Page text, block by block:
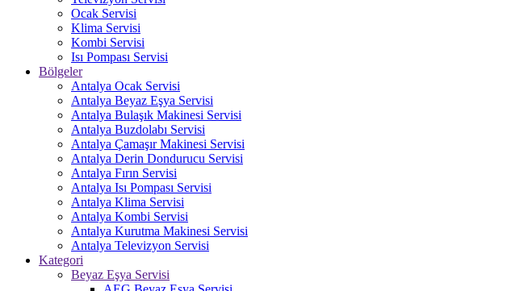
Ocak Servisi
Klima Servisi
Kombi Servisi
Isı Pompası Servisi
Bölgeler
Antalya Ocak Servisi
Antalya Beyaz Eşya Servisi
Antalya Bulaşık Makinesi Servisi
Antalya Buzdolabı Servisi
Antalya Çamaşır Makinesi Servisi
Antalya Derin Dondurucu Servisi
Antalya Fırın Servisi
Antalya Isı Pompası Servisi
Antalya Klima Servisi
Antalya Kombi Servisi
Antalya Kurutma Makinesi Servisi
Antalya Televizyon Servisi
Kategori
Beyaz Eşya Servisi